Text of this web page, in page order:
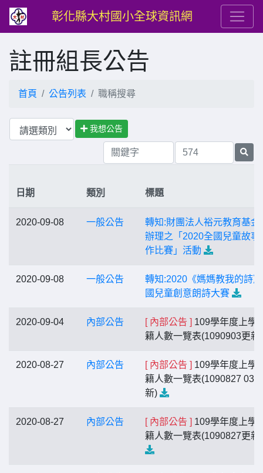
彰化縣大村國小全球資訊網
註冊組長公告
首頁 公告列表 職稱搜尋
我想公告
日期 類別 標題
2020-09-08 一般公告
轉知:財團法人裕元教育基金
辦理之「2020全國兒童故事
作比賽」活動
2020-09-08 一般公告
轉知:2020《媽媽教我的詩
國兒童創意朗詩大賽
2020-09-04 內部公告 [ 內部公告 ] 109學年度上學
籍人數一覽表(1090903更
2020-08-27 內部公告 [ 內部公告 ] 109學年度上學
籍人數一覽表(1090827
新)
2020-08-27 內部公告 [ 內部公告 ] 109學年度上學
籍人數一覽表(1090827更新